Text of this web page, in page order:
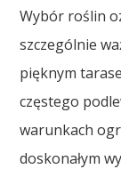
Wybór roślin
szczególnie
pięknym
częstego
warunkach
doskonałym